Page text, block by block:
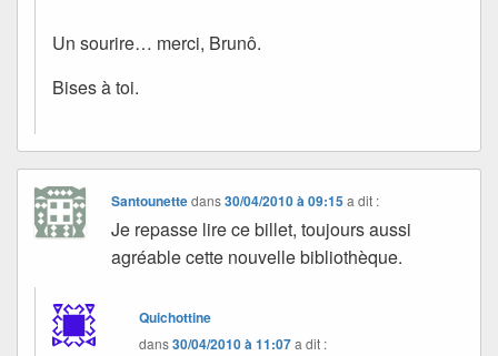
Un sourire… merci, Brunô.
Bises à toi.
Santounettedans30/04/2010 à 09:15 a dit :
Je repasse lire ce billet, toujours aussi
agréable cette nouvelle bibliothèque.
Quichottine
dans30/04/2010 à 11:07a dit :